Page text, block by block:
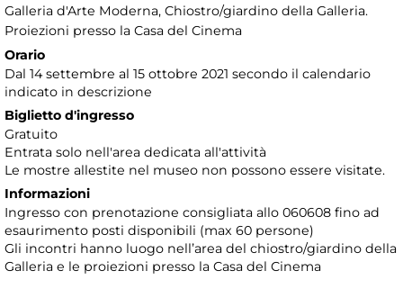
Galleria d'Arte Moderna, Chiostro/giardino della Galleria.
Proiezioni presso la Casa del Cinema
Orario
Dal 14 settembre al 15 ottobre 2021 secondo il calendario
indicato in descrizione
Biglietto d'ingresso
Gratuito
Entrata solo nell'area dedicata all'attività
Le mostre allestite nel museo non possono essere visitate.
Informazioni
Ingresso con prenotazione consigliata allo 060608 fino ad
esaurimento posti disponibili (max 60 persone)
Gli incontri hanno luogo nellʼarea del chiostro/giardino della
Galleria e le proiezioni presso la Casa del Cinema